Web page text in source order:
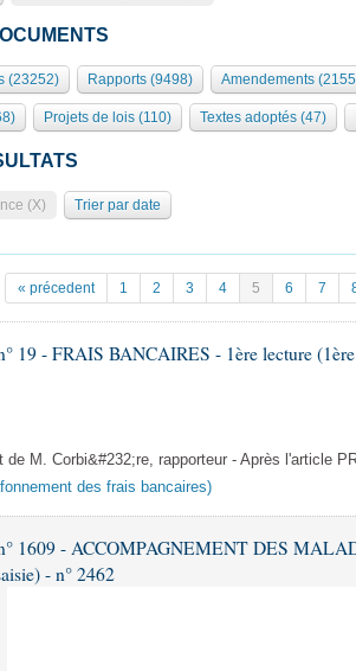
et autres organes
des lois
des lois
de l'Assemblée
l'Assemblée
des Présidents Bureau Collège des
chiffres clés
référence
de l'Assemblée ... )
sites publics
du palais Bourbon
séance
d'accès
droit
(23252) Rapports (9498) Amendements
Projets de lois (110) Textes adoptés (47)
(X) Trier par date
« précedent 1 2 3 4 5 6 7
19 - FRAIS BANCAIRES - 1ère lecture
de M. Corbi&#232;re, rapporteur - Après l'article
des frais bancaires)
1609 - ACCOMPAGNEMENT DES
- n° 2462